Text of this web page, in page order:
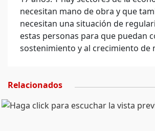
necesitan mano de obra y que
necesitan una situación de
estas personas para que puedan
sostenimiento y al crecimiento de
Relacionados